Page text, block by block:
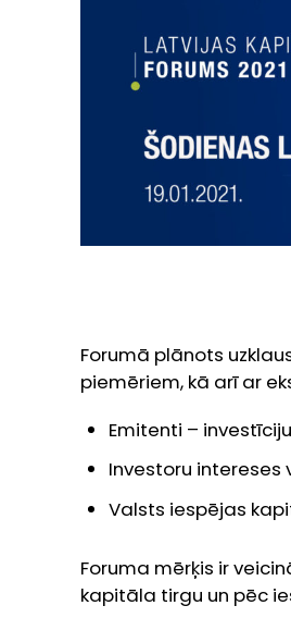
Forumā plānots
piemēriem, kā arī ar
Emitenti –
Investoru
Valsts iespējas
Foruma mērķis ir
kapitāla tirgu un pēc